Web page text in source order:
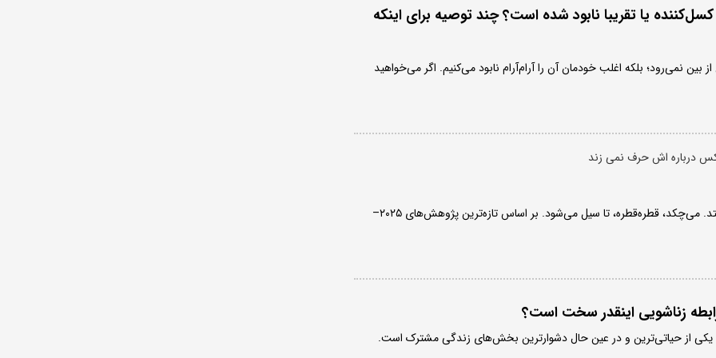
یا تقریبا نابود شده است؟ چند توصیه برای اینکه
بین نمی‌رود؛ بلکه اغلب خودمان آن را آرام‌آرام نابود می‌کنیم. اگر می‌خواهید
خیانت یک شبه اتفاق نمی‌افتد. می‌چکد، قطره‌قطره، تا سیل می‌شود. بر اساس تازه‌ترین پژوهش‌های ۲۰۲۵–
زناشویی اینقدر سخت است؟
یکی از حیاتی‌ترین و در عین حال دشوارترین بخش‌های زندگی مشترک است.